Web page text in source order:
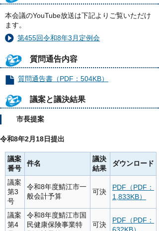
本会議のYouTube放送は下記よりご覧いただけ
ます。
第455回令和8年3月定例会
質問通告内容
質問通告書（PDF：504KB）
議案と議決結果
市長提案
令和8年2月18日提出
議案
番号
件名
議決
結果
ダウンロード
議案
第3
号
令和8年度鯖江市一
般会計予算
可決
PDF（PDF：
1,833KB）
議案
第4
令和8年度鯖江市国
民健康保険事業特
可決
PDF（PDF：